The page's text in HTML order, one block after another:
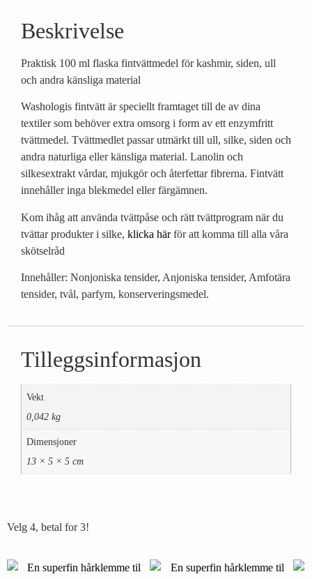
Beskrivelse
Praktisk 100 ml flaska fintvättmedel för kashmir, siden, ull
och andra känsliga material
Washologis fintvätt är speciellt framtaget till de av dina
textiler som behöver extra omsorg i form av ett enzymfritt
tvättmedel. Tvättmedlet passar utmärkt till ull, silke, siden och
andra naturliga eller känsliga material. Lanolin och
silkesextrakt vårdar, mjukgör och återfettar fibrerna. Fintvätt
innehåller inga blekmedel eller färgämnen.
Kom ihåg att använda tvättpåse och rätt tvättprogram när du
tvättar produkter i silke, klicka härför att komma till alla våra
skötselråd
Innehåller: Nonjoniska tensider, Anjoniska tensider, Amfotära
tensider, tvål, parfym, konserveringsmedel.
Tilleggsinformasjon
Vekt
0,042 kg
Dimensjoner
13 × 5 × 5 cm
Velg 4, betal for 3!